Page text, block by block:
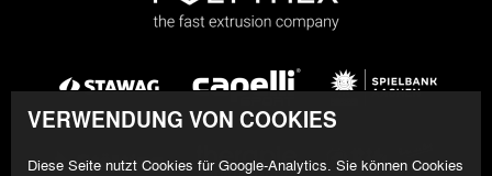
VERWENDUNG VON COOKIES
Diese Seite nutzt Cookies für Google-Analytics. Sie können Cookies